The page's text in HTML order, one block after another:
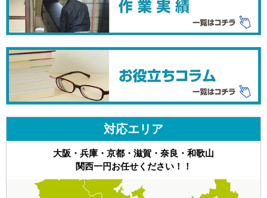
対応エリア
大阪・兵庫・京都・滋賀・奈良・和歌山
関西一円お任せください！！